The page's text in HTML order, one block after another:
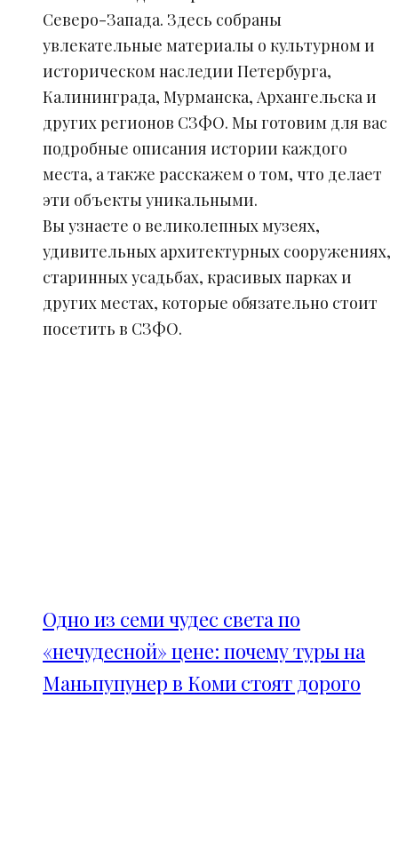
Северо-Запада. Здесь собраны
увлекательные материалы о культурном и
историческом наследии Петербурга,
Калининграда, Мурманска, Архангельска и
других регионов СЗФО. Мы готовим для вас
подробные описания истории каждого
места, а также расскажем о том, что делает
эти объекты уникальными.
Вы узнаете о великолепных музеях,
удивительных архитектурных сооружениях,
старинных усадьбах, красивых парках и
других местах, которые обязательно стоит
посетить в СЗФО.
Одно из семи чудес света по
«нечудесной» цене: почему туры на
Маньпупунер в Коми стоят дорого